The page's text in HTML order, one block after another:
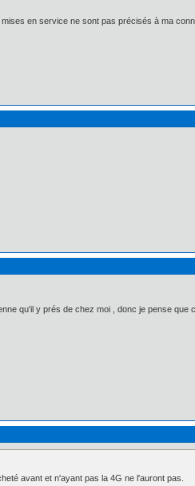
en service ne sont pas précisés à ma
qu'il y prés de chez moi , donc je pense que
avant et n'ayant pas la 4G ne l'auront pas.